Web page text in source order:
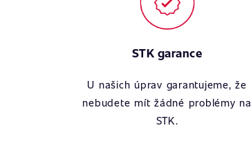
STK garance
U našich úprav garantujeme, že
nebudete mít žádné problémy na
STK.